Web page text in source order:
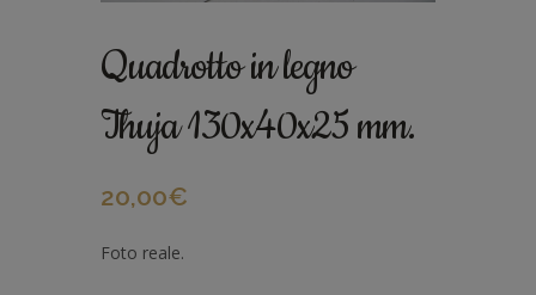
Quadrotto in legno
Thuja 130x40x25 mm.
20,00€
Foto reale.